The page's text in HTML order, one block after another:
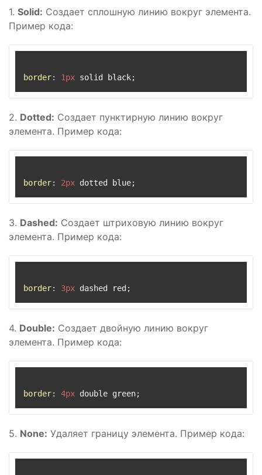
1. Solid: Создает сплошную линию вокруг элемента.
Пример кода:
border: 1px
2. Dotted: Создает пунктирную линию вокруг
элемента. Пример кода:
border: 2px
3. Dashed: Создает штриховую линию вокруг
элемента. Пример кода:
border: 3px
4. Double: Создает двойную линию вокруг
элемента. Пример кода:
border: 4px
5. None: Удаляет границу элемента. Пример кода: